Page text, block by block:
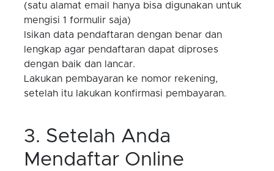
(satu alamat email hanya bisa digunakan untuk
mengisi 1 formulir saja)
Isikan data pendaftaran dengan benar dan
lengkap agar pendaftaran dapat diproses
dengan baik dan lancar.
Lakukan pembayaran ke nomor rekening,
setelah itu lakukan konfirmasi pembayaran.
3. Setelah Anda
Mendaftar Online